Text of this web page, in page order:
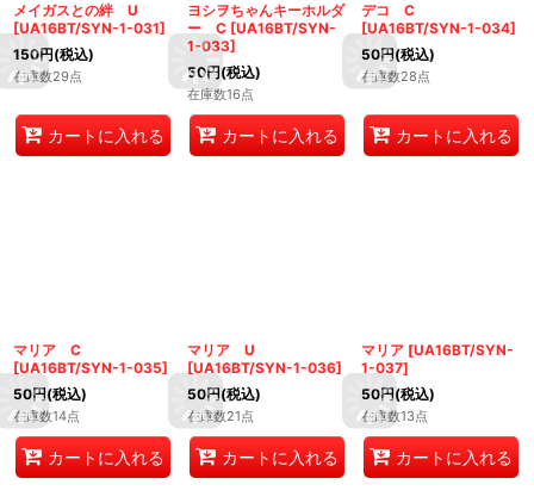
メイガスとの絆 U
[UA16BT/SYN-1-031]
150円(税込)
在庫数29点
カートに入れる
ヨシヲちゃんキーホルダ
ー C [UA16BT/SYN-
1-033]
50円(税込)
在庫数16点
カートに入れる
デコ C
[UA16BT/SYN-1-034]
50円(税込)
在庫数28点
カートに入れる
マリア C
[UA16BT/SYN-1-035]
50円(税込)
在庫数14点
カートに入れる
マリア U
[UA16BT/SYN-1-036]
50円(税込)
在庫数21点
カートに入れる
マリア [UA16BT/SYN-
1-037]
50円(税込)
在庫数13点
カートに入れる